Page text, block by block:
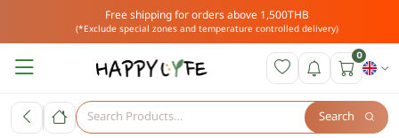
Free shipping for orders above 1,500THB
(*Exclude special zones and temperature controlled delivery)
0
Search